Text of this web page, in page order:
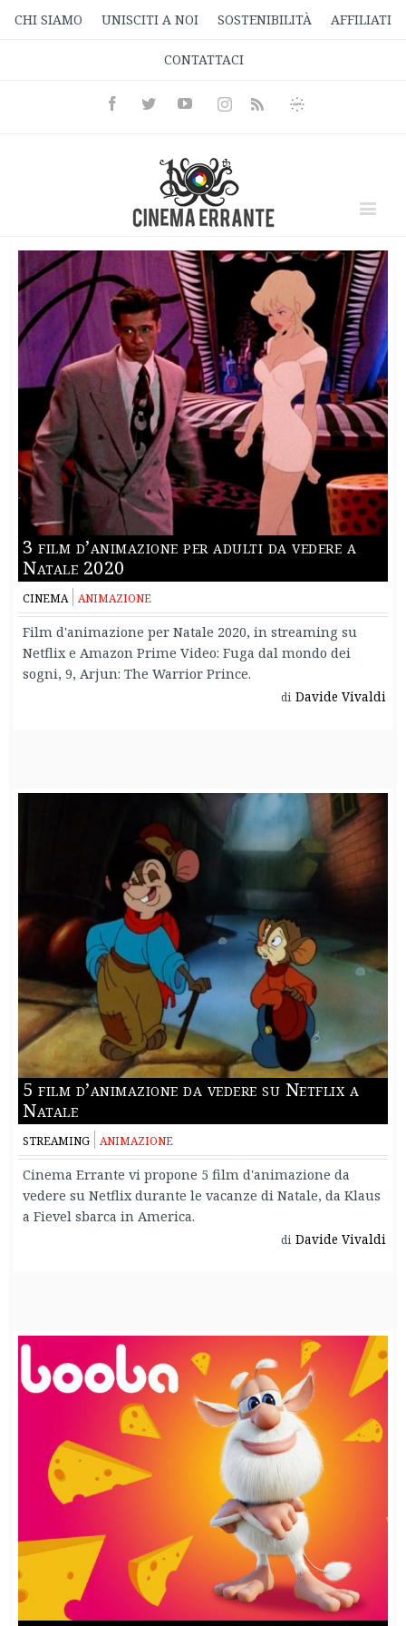
CHI SIAMO UNISCITI A NOI SOSTENIBILITÀ AFFILIATI
CONTATTACI
FacebookTwitterYoutubeInstagramRss
Informativa
3 film d’animazione per adulti da vedere a
Natale 2020
CINEMA ANIMAZIONE
Film d'animazione per Natale 2020, in streaming su
Netflix e Amazon Prime Video: Fuga dal mondo dei
sogni, 9, Arjun: The Warrior Prince.
di Davide Vivaldi
5 film d’animazione da vedere su Netflix a
Natale
STREAMING ANIMAZIONE
Cinema Errante vi propone 5 film d'animazione da
vedere su Netflix durante le vacanze di Natale, da Klaus
a Fievel sbarca in America.
di Davide Vivaldi